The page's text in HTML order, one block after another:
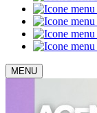
MENU